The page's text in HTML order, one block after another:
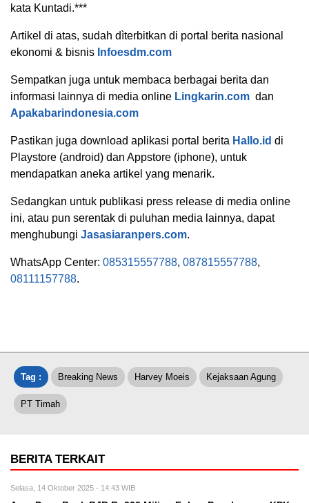
kata Kuntadi.***
Artikel di atas, sudah dìterbitkan di portal berita nasional
ekonomi & bisnis Infoesdm.com
Sempatkan juga untuk membaca berbagai berita dan
informasi lainnya di media online Lingkarin.com dan
Apakabarindonesia.com
Pastikan juga download aplikasi portal berita Hallo.id di
Playstore (android) dan Appstore (iphone), untuk
mendapatkan aneka artikel yang menarik.
Sedangkan untuk publikasi press release di media online
ini, atau pun serentak di puluhan media lainnya, dapat
menghubungi Jasasiaranpers.com.
WhatsApp Center: 085315557788, 087815557788,
08111157788.
Tag : Breaking News Harvey Moeis Kejaksaan Agung
PT Timah
BERITA TERKAIT
Selasa, 14 Oktober 2025 - 14:43 WIB